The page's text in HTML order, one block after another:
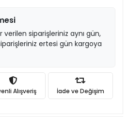
verilen siparişleriniz aynı gün,
ertesi gün kargoya
Alışveriş İade ve Değişim